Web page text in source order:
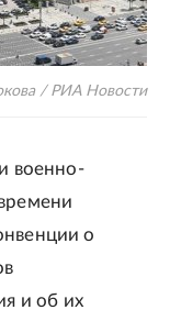
/ РИА Новости
военно-
о
и об их